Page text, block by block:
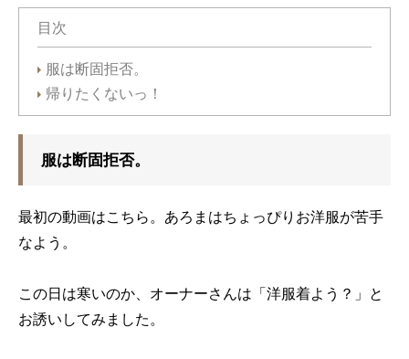
目次
服は断固拒否。
帰りたくないっ！
服は断固拒否。
最初の動画はこちら。あろまはちょっぴりお洋服が苦手
なよう。
この日は寒いのか、オーナーさんは「洋服着よう？」と
お誘いしてみました。